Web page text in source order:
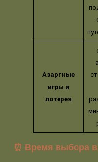
Азартные
игры и
лотерея
⏰ Время выбора